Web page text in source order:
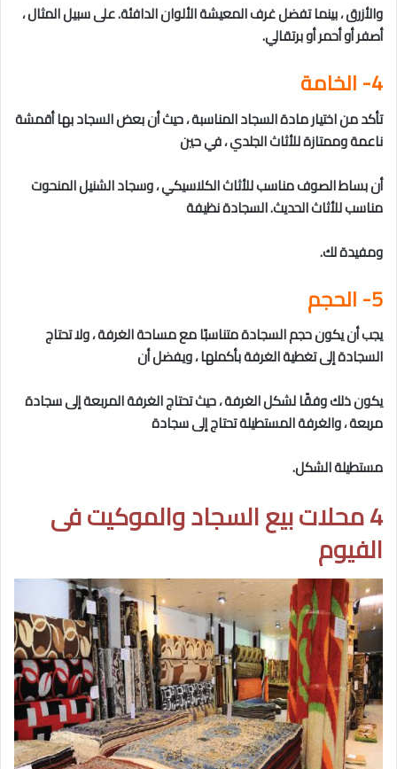
والأزرق ، بينما تفضل غرف المعيشة الألوان الدافئة. على سبيل المثال ،
أصفر أو أحمر أو برتقالي.
4- الخامة
تأكد من اختيار مادة السجاد المناسبة ، حيث أن بعض السجاد بها أقمشة
ناعمة وممتازة للأثاث الجلدي ، في حين
أن بساط الصوف مناسب للأثاث الكلاسيكي ، وسجاد الشنيل المنحوت
مناسب للأثاث الحديث. السجادة نظيفة
ومفيدة لك.
5- الحجم
يجب أن يكون حجم السجادة متناسبًا مع مساحة الغرفة ، ولا تحتاج
السجادة إلى تغطية الغرفة بأكملها ، ويفضل أن
يكون ذلك وفقًا لشكل الغرفة ، حيث تحتاج الغرفة المربعة إلى سجادة
مربعة ، والغرفة المستطيلة تحتاج إلى سجادة
مستطيلة الشكل.
4 محلات بيع السجاد والموكيت فى
الفيوم